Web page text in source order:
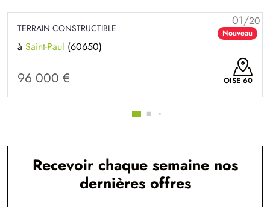
01/20
Nouveau
TERRAIN CONSTRUCTIBLE
à Saint-Paul (60650)
96 000 € OISE 60
Recevoir chaque semaine nos
dernières offres